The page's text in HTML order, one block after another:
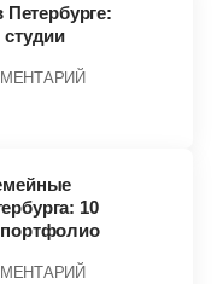
Петербурге:
студии
10